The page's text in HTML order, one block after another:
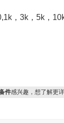
， 3k， 5k，
件感兴趣，想了解更